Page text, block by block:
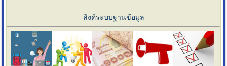
ลิงค์ระบบฐานข้อมูล